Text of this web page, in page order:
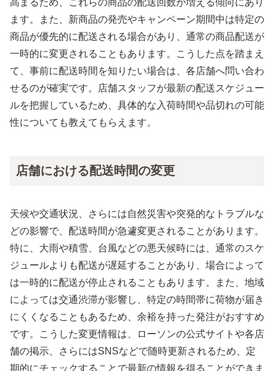
高まるため、これらの商品の配送回数が増える傾向にあり
ます。また、新商品の発売やキャンペーン期間中は特定の
商品が優先的に配送される場合があり、通常の商品配送が
一時的に変更されることもあります。こうした点を踏まえ
て、事前に配送時間を知りたい場合は、各店舗へ問い合わ
せるのが確実です。店舗スタッフが最新の配送スケジュー
ルを把握しているため、具体的な入荷時間や品切れの可能
性についても教えてもらえます。
店舗における配送時間の変更
天候や交通状況、さらには自然災害や突発的なトラブルな
どの影響で、配送時間が急遽変更されることがあります。
特に、大雨や積雪、台風などの悪天候時には、通常のスケ
ジュールよりも配送が遅延することがあり、場合によって
は一時的に配送が停止されることもあります。また、地域
によっては交通渋滞が影響し、特定の時間帯に荷物が届き
にくくなることもあるため、余裕を持った発注がおすすめ
です。こうした変更情報は、ローソンの公式サイトや各店
舗の掲示、さらにはSNSなどで随時更新されるため、定
期的にチェックすることで最新の情報を得ることができま